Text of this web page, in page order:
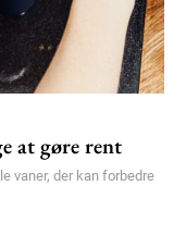
at gøre rent
vaner, der kan forbedre